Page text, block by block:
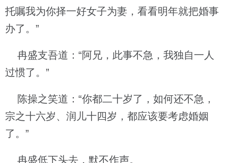
托嘱我为你择一好女子为妻，看看明年就把婚事
办了。”
冉盛支吾道：“阿兄，此事不急，我独自一人
过惯了。”
陈操之笑道：“你都二十岁了，如何还不急，
宗之十六岁、润儿十四岁，都应该要考虑婚姻
了。”
冉盛低下头去，默不作声。